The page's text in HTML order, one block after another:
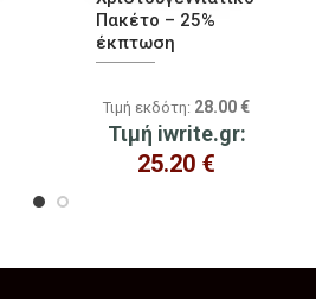
Πακέτο – 25%
έκπτωση
Τιμή εκδότη: 28.00 €
Τιμή iwrite.gr:
25.20 €